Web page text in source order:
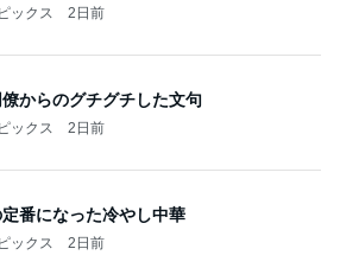
ックス 2日前
からのグチグチした文句
ックス 2日前
番になった冷やし中華
ックス 2日前